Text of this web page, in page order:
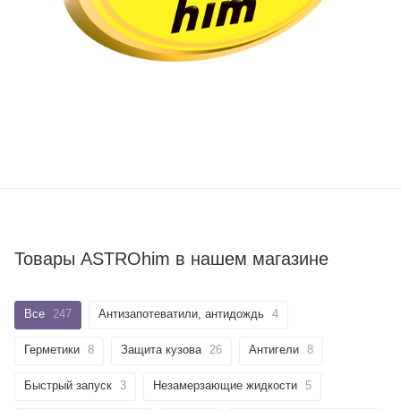
Товары ASTROhim в нашем магазине
Все 247 Антизапотеватили, антидождь 4
Герметики 8 Защита кузова 26 Антигели 8
Быстрый запуск 3 Незамерзающие жидкости 5